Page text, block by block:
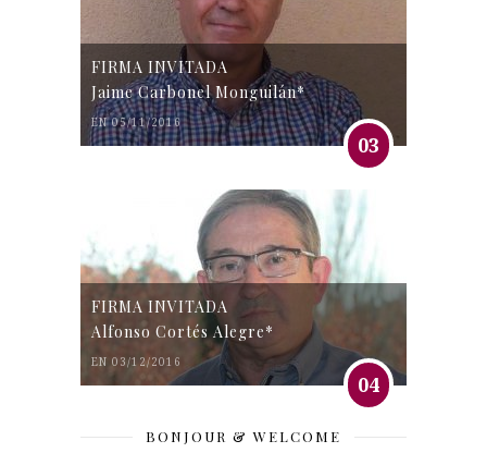
FIRMA INVITADA
Jaime Carbonel Monguilán*
EN 05/11/2016
03
FIRMA INVITADA
Alfonso Cortés Alegre*
EN 03/12/2016
04
BONJOUR & WELCOME